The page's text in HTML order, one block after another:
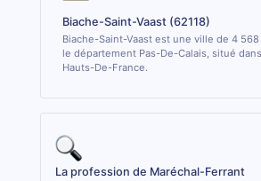
Biache-Saint-Vaast (62118)
Biache-Saint-Vaast est une ville de 4
le département Pas-De-Calais, situé
Hauts-De-France.
La profession de Maréchal-Ferrant